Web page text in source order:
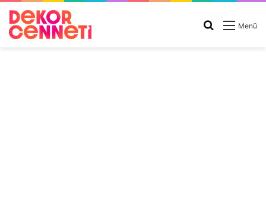
Menü
Arama